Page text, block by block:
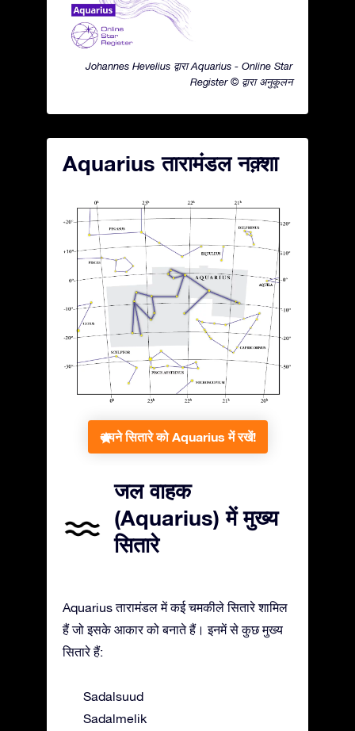
Johannes Hevelius द्वारा Aquarius - Online Star
Register © द्वारा अनुकूलन
Aquarius तारामंडल नक़्शा
अपने सितारे को Aquarius में रखें!
जल वाहक
(Aquarius) में मुख्य
सितारे
Aquarius तारामंडल में कई चमकीले सितारे शामिल
हैं जो इसके आकार को बनाते हैं। इनमें से कुछ मुख्य
सितारे हैं:
Sadalsuud
Sadalmelik